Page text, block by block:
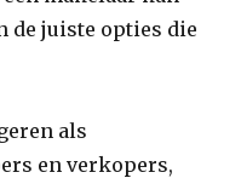
de juiste opties die
als
en verkopers,